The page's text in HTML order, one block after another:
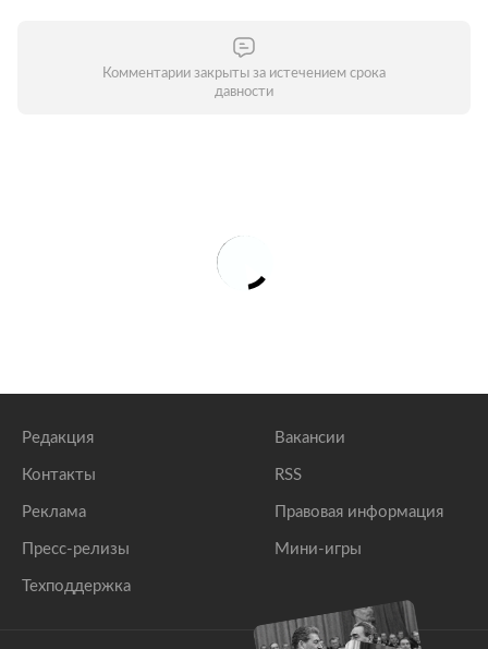
Комментарии закрыты за истечением срока
давности
Редакция
Контакты
Реклама
Пресс-релизы
Техподдержка
Вакансии
RSS
Правовая информация
Мини-игры